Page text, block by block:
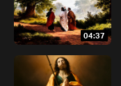
04:37